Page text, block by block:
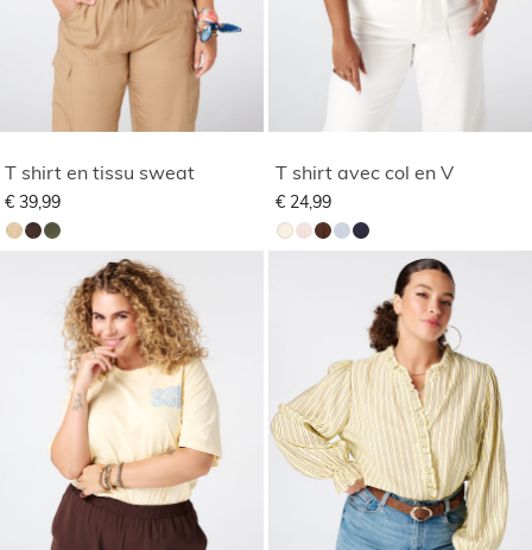
T shirt en tissu sweat
€ 39,99
T shirt avec col en V
€ 24,99